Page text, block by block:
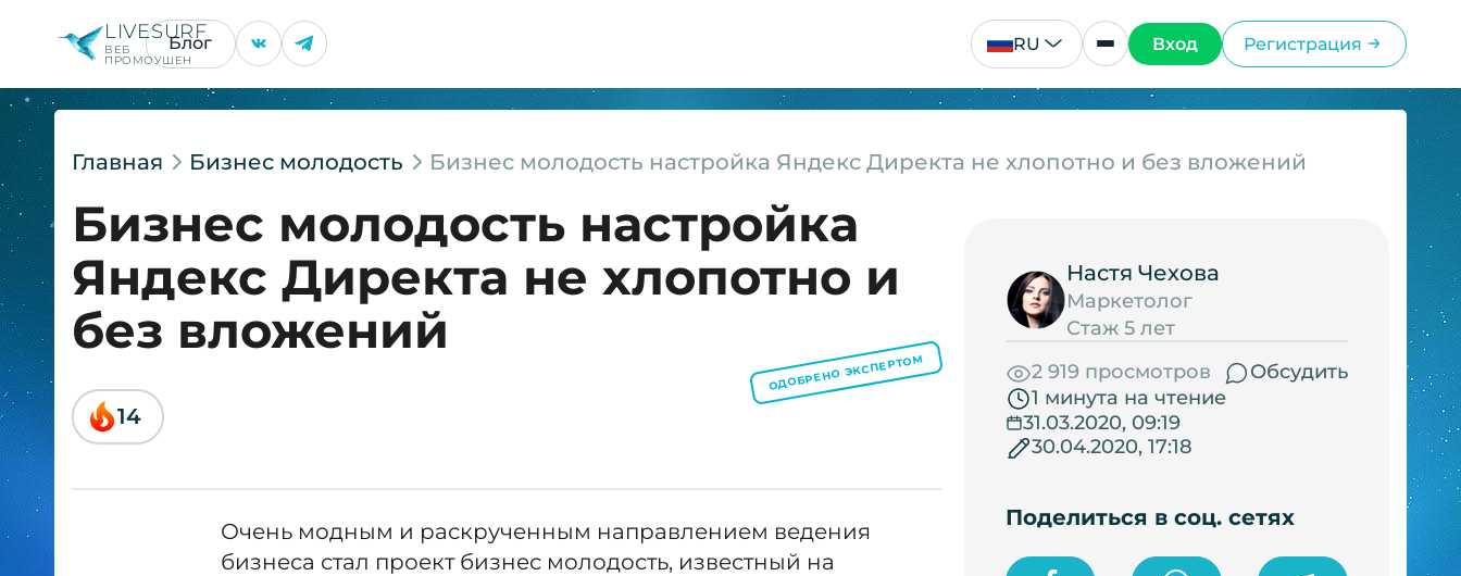
LIVESURF
ВЕБ
ПРОМОУШЕН
Блог RU Вход Регистрация
Главная Бизнес молодость Бизнес молодость настройка Яндекс Директа не хлопотно и без вложений
Бизнес молодость настройка
Яндекс Директа не хлопотно и
без вложений
ОДОБРЕНО ЭКСПЕРТОМ
14
Очень модным и раскрученным направлением ведения
бизнеса стал проект бизнес молодость, известный на
Настя Чехова
Маркетолог
Стаж 5 лет
2 919 просмотров
Обсудить
1 минута на чтение
31.03.2020, 09:19
30.04.2020, 17:18
Поделиться в соц. сетях